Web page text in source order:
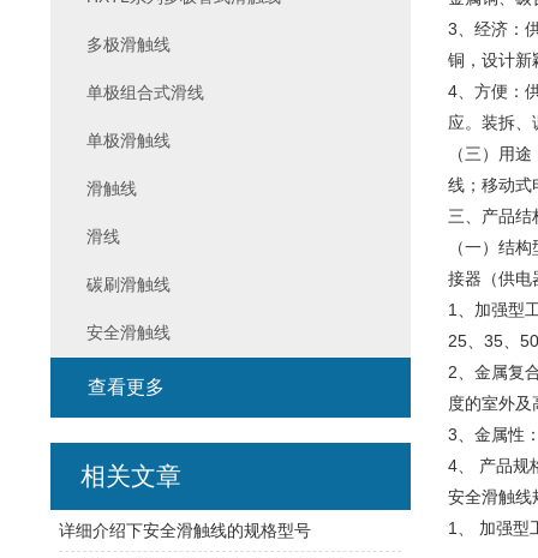
3、经济：
铜，设计新
4、方便：
应。装拆、
（三）用
线；移动式
三、产品结
（一）结
接器（供电
1、加强型
25、35、
2、金属复
度的室外及
3、金属性
4、 产品规
安全滑触线
1、 加强型
多极滑触线
单极组合式滑线
单极滑触线
滑触线
滑线
碳刷滑触线
安全滑触线
查看更多
相关文章
详细介绍下安全滑触线的规格型号